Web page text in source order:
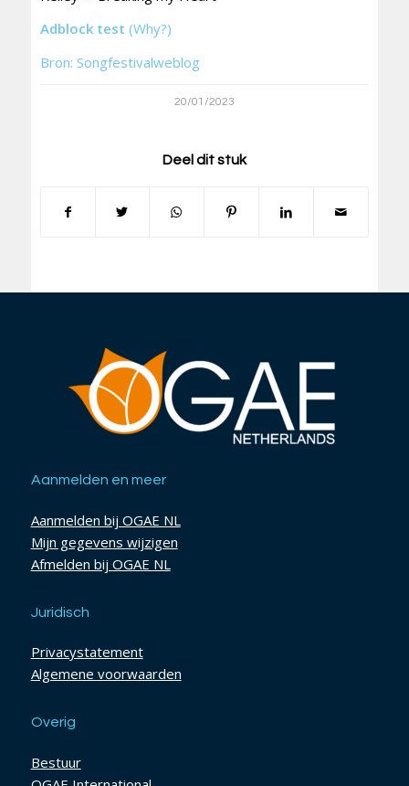
Adblock test (Why?)
Bron: Songfestivalweblog
20/01/2023
Deel dit stuk
Aanmelden en meer
Aanmelden bij OGAE NL
Mijn gegevens wijzigen
Afmelden bij OGAE NL
Juridisch
Privacystatement
Algemene voorwaarden
Overig
Bestuur